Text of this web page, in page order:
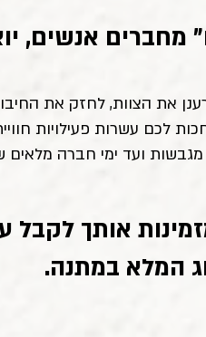
מחברים אנשים,
את הצוות, לחזק את
לכם עשרות פעילויות
ועד ימי חברה מלאים
אותך לקבל
המלא במתנה.